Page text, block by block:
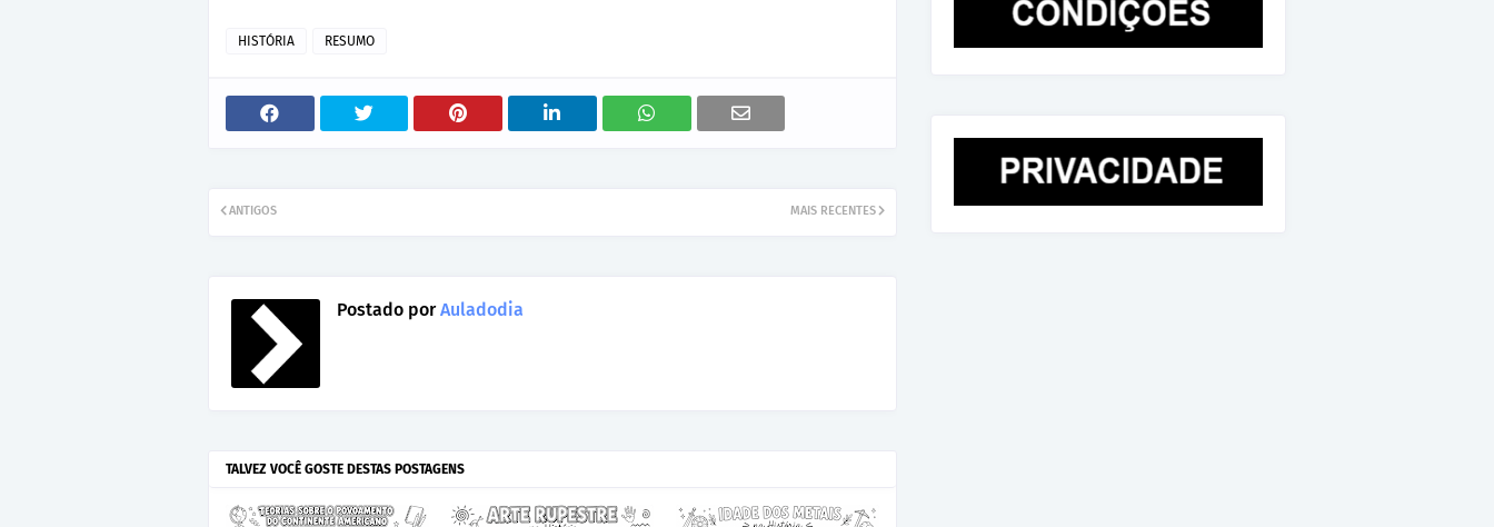
HISTÓRIA RESUMO
MAIS RECENTES
ANTIGOS
Postado porAuladodia
TALVEZ VOCÊ GOSTE DESTAS POSTAGENS